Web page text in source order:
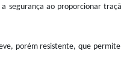
segurança ao proporcionar
porém resistente, que